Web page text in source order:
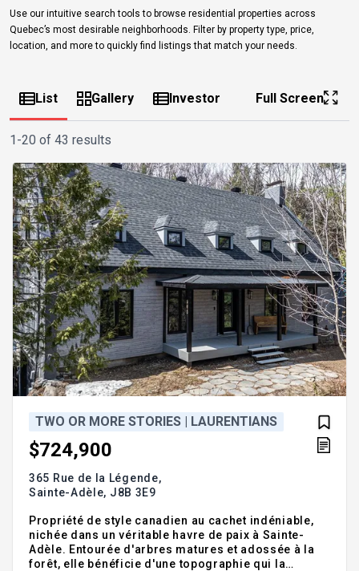
Use our intuitive search tools to browse residential properties across
Quebec’s most desirable neighborhoods. Filter by property type, price,
location, and more to quickly find listings that match your needs.
List Gallery Investor Full Screen
1-20 of 43 results
TWO OR MORE STORIES | LAURENTIANS
$724,900
365 Rue de la Légende,
Sainte-Adèle, J8B 3E9
Propriété de style canadien au cachet indéniable,
nichée dans un véritable havre de paix à Sainte-
Adèle. Entourée d'arbres matures et adossée à la
forêt, elle bénéficie d'une topographie qui la